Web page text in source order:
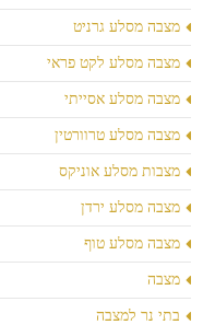
מצבה מסלע גרניט
מצבה מסלע לקט פראי
מצבה מסלע אסייתי
מצבה מסלע טרוורטין
מצבות מסלע אוניקס
מצבה מסלע ירדן
מצבה מסלע טוף
מצבה
בתי נר למצבה